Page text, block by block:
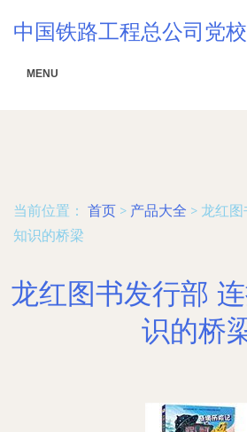
中国铁路工程总公司党
MENU
当前位置： 首页 > 产品大全 > 龙红
知识的桥梁
龙红图书发行部
识的桥